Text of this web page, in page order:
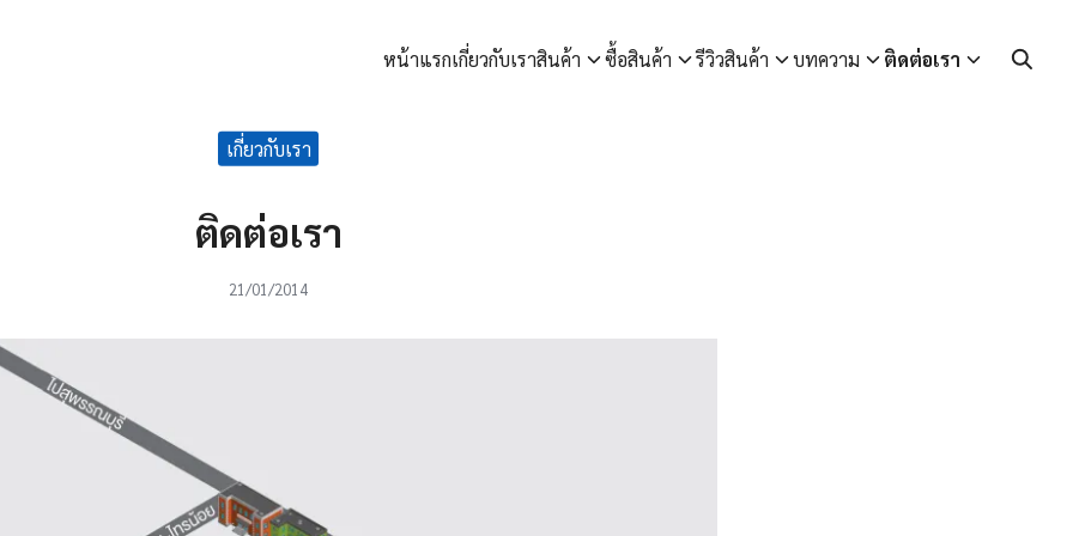
หน้าแรกเกี่ยวกับเราสินค้า ซื้อสินค้า รีวิวสินค้า บทความ ติดต่อเรา
เกี่ยวกับเรา
ติดต่อเรา
21/01/2014